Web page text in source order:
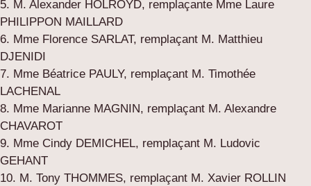
5. M. Alexander HOLROYD, remplaçante Mme Laure
PHILIPPON MAILLARD
6. Mme Florence SARLAT, remplaçant M. Matthieu
DJENIDI
7. Mme Béatrice PAULY, remplaçant M. Timothée
LACHENAL
8. Mme Marianne MAGNIN, remplaçant M. Alexandre
CHAVAROT
9. Mme Cindy DEMICHEL, remplaçant M. Ludovic
GEHANT
10. M. Tony THOMMES, remplaçant M. Xavier ROLLIN